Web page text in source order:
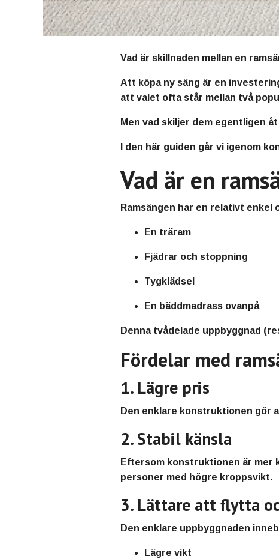
Vad är skillnaden mellan en
Att köpa ny säng är en
att valet ofta står mellan två
Men vad skiljer dem egentligen
I den här guiden går vi igenom
Vad är en
Ramsängen har en relativt
En träram
Fjädrar och stoppning
Tygklädsel
En bäddmadrass ovanpå
Denna tvådelade uppbyggnad
Fördelar med
1. Lägre pris
Den enklare konstruktionen gör
2. Stabil känsla
Eftersom konstruktionen är mer
personer med högre kroppsvikt.
3. Lättare att flytta
Den enklare uppbyggnaden
Lägre vikt